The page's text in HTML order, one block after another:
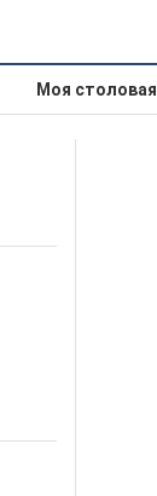
Моя столовая